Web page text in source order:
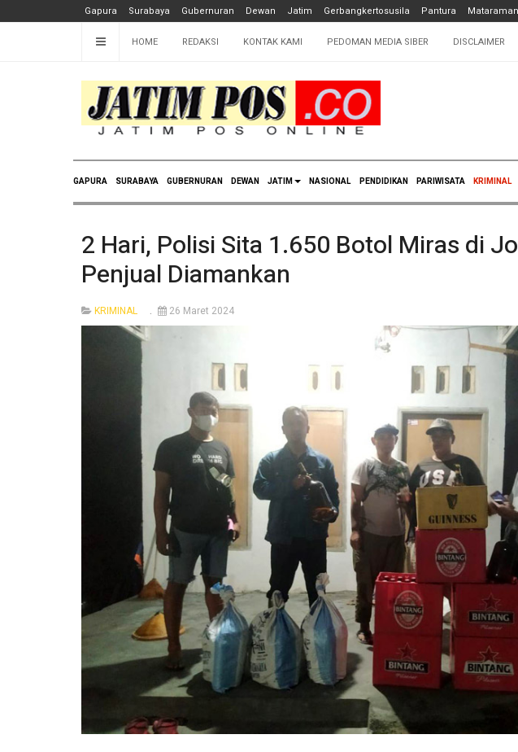
Gapura Surabaya Gubernuran Dewan Jatim Gerbangkertosusila Pantura Mataraman
HOME REDAKSI KONTAK KAMI PEDOMAN MEDIA SIBER DISCLAIMER
GAPURA SURABAYA GUBERNURAN DEWAN JATIM NASIONAL PENDIDIKAN PARIWISATA KRIMINAL
2 Hari, Polisi Sita 1.650 Botol Miras di
Penjual Diamankan
KRIMINAL 26 Maret 2024